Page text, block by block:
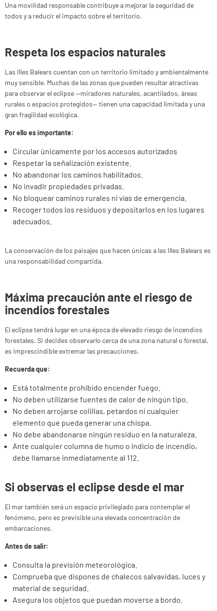
Una movilidad responsable contribuye a mejorar la seguridad de
todos y a reducir el impacto sobre el territorio.
Respeta los espacios naturales
Las Illes Balears cuentan con un territorio limitado y ambientalmente
muy sensible. Muchas de las zonas que pueden resultar atractivas
para observar el eclipse —miradores naturales, acantilados, áreas
rurales o espacios protegidos— tienen una capacidad limitada y una
gran fragilidad ecológica.
Por ello es importante:
Circular únicamente por los accesos autorizados
Respetar la señalización existente.
No abandonar los caminos habilitados.
No invadir propiedades privadas.
No bloquear caminos rurales ni vías de emergencia.
Recoger todos los residuos y depositarlos en los lugares
adecuados.
La conservación de los paisajes que hacen únicas a las Illes Balears es
una responsabilidad compartida.
Máxima precaución ante el riesgo de
incendios forestales
El eclipse tendrá lugar en una época de elevado riesgo de incendios
forestales. Si decides observarlo cerca de una zona natural o forestal,
es imprescindible extremar las precauciones.
Recuerda que:
Está totalmente prohibido encender fuego.
No deben utilizarse fuentes de calor de ningún tipo.
No deben arrojarse colillas, petardos ni cualquier
elemento que pueda generar una chispa.
No debe abandonarse ningún residuo en la naturaleza.
Ante cualquier columna de humo o indicio de incendio,
debe llamarse inmediatamente al 112.
Si observas el eclipse desde el mar
El mar también será un espacio privilegiado para contemplar el
fenómeno, pero es previsible una elevada concentración de
embarcaciones.
Antes de salir:
Consulta la previsión meteorológica.
Comprueba que dispones de chalecos salvavidas, luces y
material de seguridad.
Asegura los objetos que puedan moverse a bordo.